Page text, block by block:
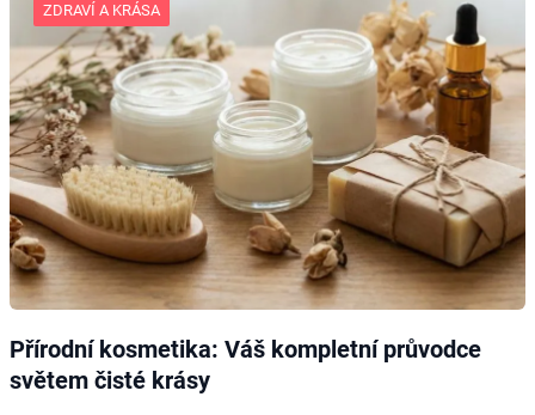
ZDRAVÍ A KRÁSA
Přírodní kosmetika: Váš kompletní průvodce
světem čisté krásy